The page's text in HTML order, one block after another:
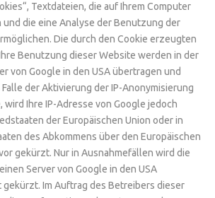
Textdateien, die auf Ihrem Computer
die eine Analyse der Benutzung der
Die durch den Cookie erzeugten
Benutzung dieser Website werden in der
von Google in den USA übertragen und
der Aktivierung der IP-Anonymisierung
wird Ihre IP-Adresse von Google jedoch
der Europäischen Union oder in
des Abkommens über den Europäischen
gekürzt. Nur in Ausnahmefällen wird die
Server von Google in den USA
Im Auftrag des Betreibers dieser